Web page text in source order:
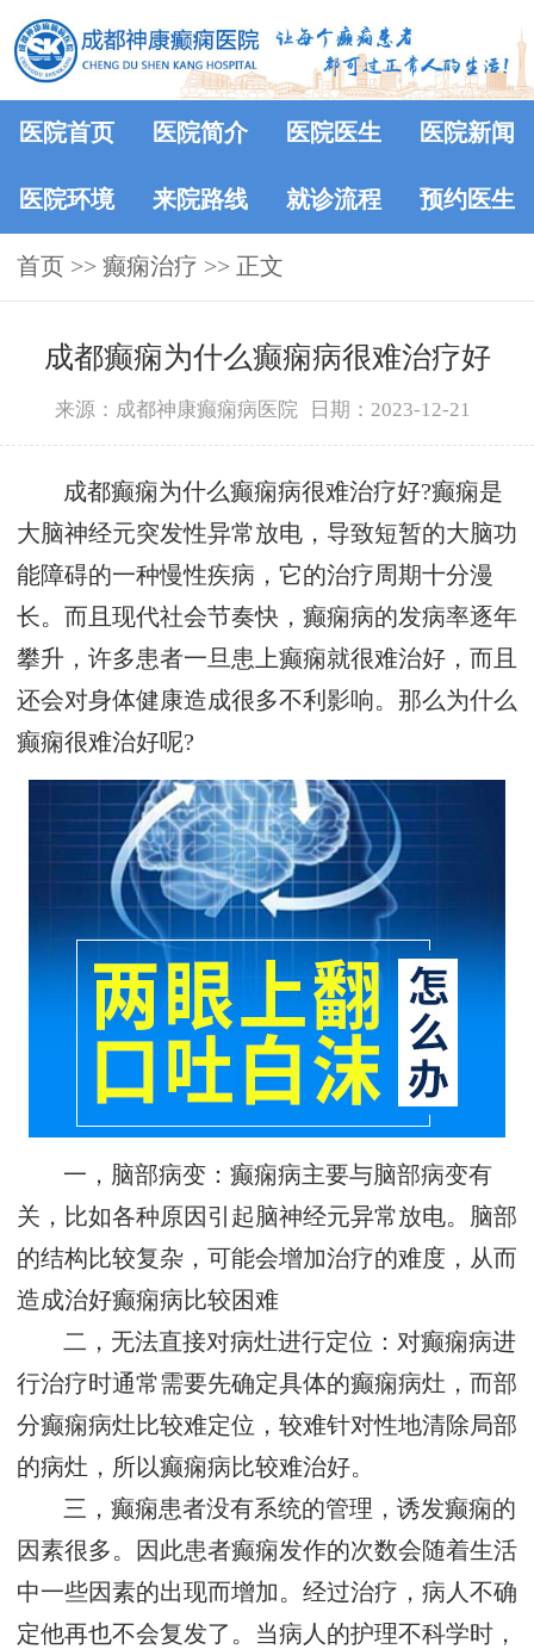
医院首页 医院简介 医院医生 医院新闻
医院环境 来院路线 就诊流程 预约医生
首页 >> 癫痫治疗 >> 正文
成都癫痫为什么癫痫病很难治疗好
来源：成都神康癫痫病医院 日期：2023-12-21
成都癫痫为什么癫痫病很难治疗好?癫痫是
大脑神经元突发性异常放电，导致短暂的大脑功
能障碍的一种慢性疾病，它的治疗周期十分漫
长。而且现代社会节奏快，癫痫病的发病率逐年
攀升，许多患者一旦患上癫痫就很难治好，而且
还会对身体健康造成很多不利影响。那么为什么
癫痫很难治好呢?
一，脑部病变：癫痫病主要与脑部病变有
关，比如各种原因引起脑神经元异常放电。脑部
的结构比较复杂，可能会增加治疗的难度，从而
造成治好癫痫病比较困难
二，无法直接对病灶进行定位：对癫痫病进
行治疗时通常需要先确定具体的癫痫病灶，而部
分癫痫病灶比较难定位，较难针对性地清除局部
的病灶，所以癫痫病比较难治好。
三，癫痫患者没有系统的管理，诱发癫痫的
因素很多。因此患者癫痫发作的次数会随着生活
中一些因素的出现而增加。经过治疗，病人不确
定他再也不会复发了。当病人的护理不科学时，